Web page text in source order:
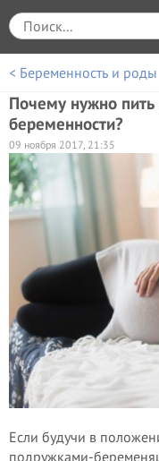
< Беременность и роды
Почему нужно
беременности?
09 ноября 2017, 21:35
Если будучи в
подружками-